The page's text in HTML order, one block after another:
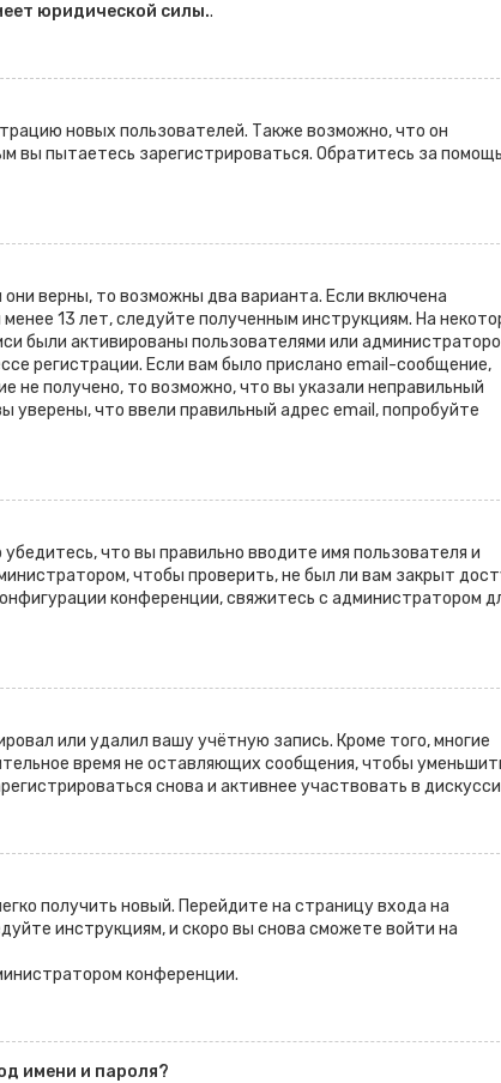
юридической силы..
новых пользователей. Также возможно, что он
вы пытаетесь зарегистрироваться. Обратитесь за
верны, то возможны два варианта. Если включена
13 лет, следуйте полученным инструкциям. На
были активированы пользователями или
регистрации. Если вам было прислано email-сообщение,
не получено, то возможно, что вы указали неправильный
уверены, что ввели правильный адрес email, попробуйте
что вы правильно вводите имя пользователя и
чтобы проверить, не был ли вам закрыт
конференции, свяжитесь с администратором
или удалил вашу учётную запись. Кроме того, многие
время не оставляющих сообщения, чтобы
снова и активнее участвовать в
получить новый. Перейдите на страницу входа на
инструкциям, и скоро вы снова сможете войти на
конференции.
имени и пароля?